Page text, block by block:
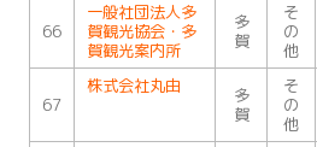
66
一般社団法人多
賀観光協会・多
賀観光案内所
多
賀
そ
の
他
67
株式会社丸由
多
賀
そ
の
他